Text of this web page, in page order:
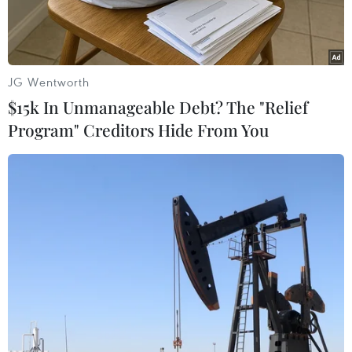
quyết.
Binh sỹ Ấn Độ tuần tra tại khu vực biên giới với Trung Quốc ngày
24/6/2020. (Ảnh: AFP/TTXVN)
Theo phóng viên TTXVN tại New Delhi, sau một
tháng đàm phán ngưng trệ liên quan đến tình
JG Wentworth
$15k In Unmanageable Debt? The "Relief
Program" Creditors Hide From You